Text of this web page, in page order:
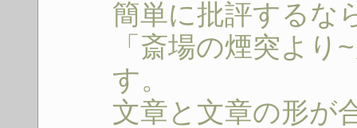
簡単に批評するな
「斎場の煙突よ
す。
文章と文章の形が